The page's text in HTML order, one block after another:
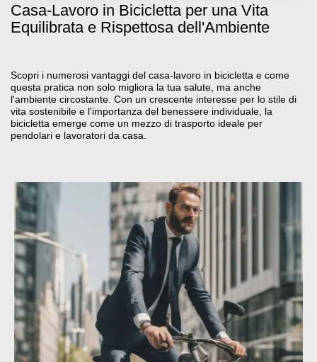
Casa-Lavoro in Bicicletta per una Vita
Equilibrata e Rispettosa dell'Ambiente
Scopri i numerosi vantaggi del casa-lavoro in bicicletta e come
questa pratica non solo migliora la tua salute, ma anche
l'ambiente circostante. Con un crescente interesse per lo stile di
vita sostenibile e l'importanza del benessere individuale, la
bicicletta emerge come un mezzo di trasporto ideale per
pendolari e lavoratori da casa.